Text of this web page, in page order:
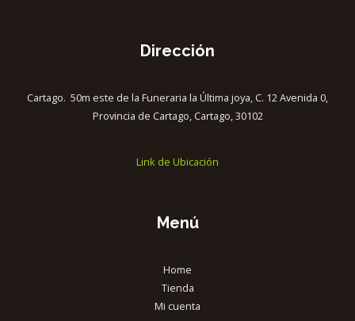
Dirección
Cartago. 50m este de la Funeraria la Última joya, C. 12 Avenida 0,
Provincia de Cartago, Cartago, 30102
Link de Ubicación
Menú
Home
Tienda
Mi cuenta